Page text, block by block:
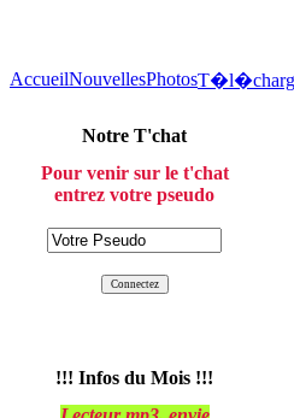
AccueilNouvellesPhotos
Notre T'chat
Pour venir sur le t'chat
entrez votre pseudo
!!! Infos du Mois !!!